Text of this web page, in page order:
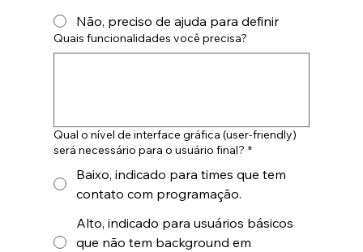
Não, preciso de ajuda para definir
Quais funcionalidades você precisa?
Qual o nível de interface gráfica (user-friendly)
será necessário para o usuário final? *
Baixo, indicado para times que tem
contato com programação.
Alto, indicado para usuários básicos
que não tem background em